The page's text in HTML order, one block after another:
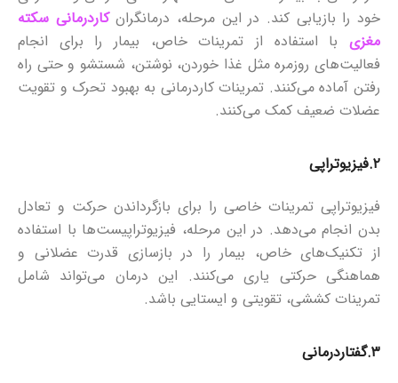
خود را بازیابی کند. در این مرحله، درمانگرانکاردرمانی سکته
مغزی با استفاده از تمرینات خاص، بیمار را برای انجام
فعالیت‌های روزمره مثل غذا خوردن، نوشتن، شستشو و حتی راه
رفتن آماده می‌کنند. تمرینات کاردرمانی به بهبود تحرک و تقویت
عضلات ضعیف کمک می‌کنند.
۲. فیزیوتراپی
فیزیوتراپی تمرینات خاصی را برای بازگرداندن حرکت و تعادل
بدن انجام می‌دهد. در این مرحله، فیزیوتراپیست‌ها با استفاده
از تکنیک‌های خاص، بیمار را در بازسازی قدرت عضلانی و
هماهنگی حرکتی یاری می‌کنند. این درمان می‌تواند شامل
تمرینات کششی، تقویتی و ایستایی باشد.
۳. گفتاردرمانی